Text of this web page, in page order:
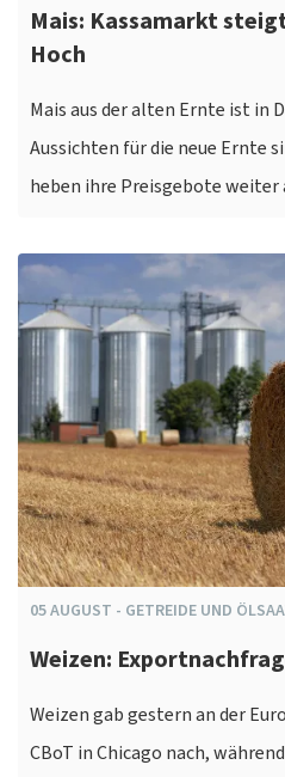
Mais: Kassamarkt
Hoch
Mais aus der alten Ernte ist in
Aussichten für die neue Ernte
heben ihre Preisgebote weiter
05AUGUST - GETREIDE UND
Weizen:
Weizen gab gestern an der
CBoT in Chicago nach,